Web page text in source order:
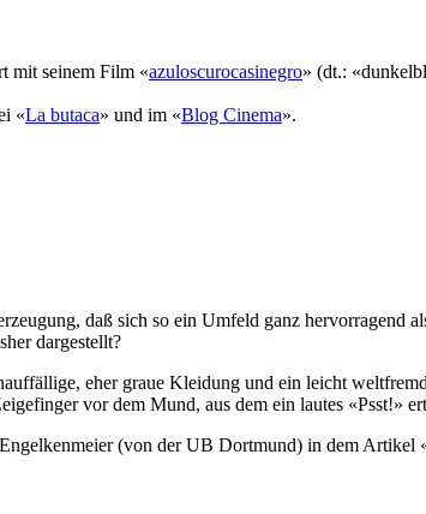
mit seinem Film «azuloscurocasinegro» (dt.:
«La butaca» und im «Blog Cinema».
daß sich so ein Umfeld ganz hervorragend
dargestellt?
eher graue Kleidung und ein leicht
vor dem Mund, aus dem ein lautes «Psst!»
(von der UB Dortmund) in dem Artikel